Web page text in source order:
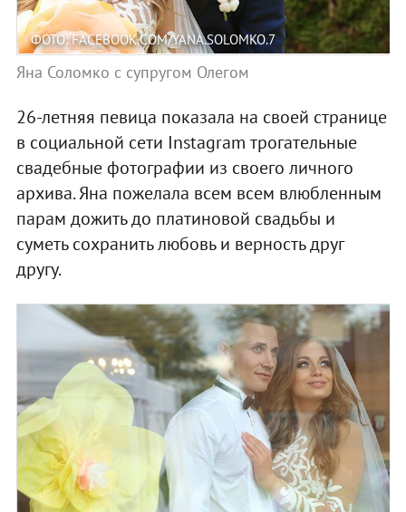
ФОТО: FACEBOOK.COM/YANA.SOLOMKO.7
Яна Соломко с супругом Олегом
26-летняя певица показала на своей странице
в социальной сети Instagram трогательные
свадебные фотографии из своего личного
архива. Яна пожелала всем всем влюбленным
парам дожить до платиновой свадьбы и
суметь сохранить любовь и верность друг
другу.